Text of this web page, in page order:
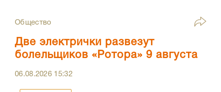
Общество
Две электрички развезут
болельщиков «Ротора» 9 августа
06.08.2026 15:32